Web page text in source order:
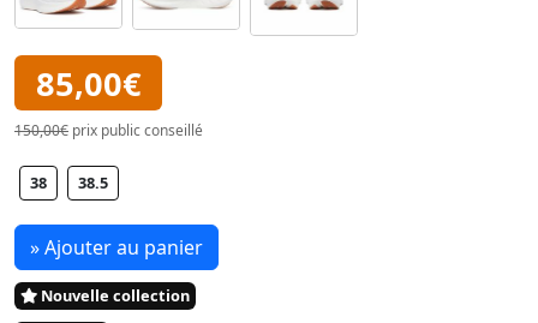
85,00€
150,00€ prix public conseillé
38 38.5
» Ajouter au panier
Nouvelle collection